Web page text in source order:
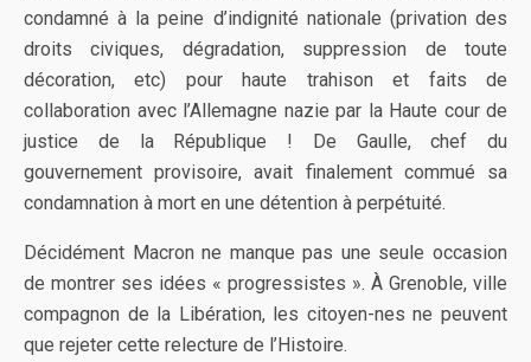
condamné à la peine d’indignité nationale (privation des
droits civiques, dégradation, suppression de toute
décoration, etc) pour haute trahison et faits de
collaboration avec l’Allemagne nazie par la Haute cour de
justice de la République ! De Gaulle, chef du
gouvernement provisoire, avait finalement commué sa
condamnation à mort en une détention à perpétuité.
Décidément Macron ne manque pas une seule occasion
de montrer ses idées « progressistes ». À Grenoble, ville
compagnon de la Libération, les citoyen-nes ne peuvent
que rejeter cette relecture de l’Histoire.